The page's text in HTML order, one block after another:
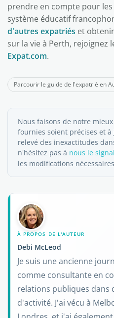
prendre en compte pour
système éducatif
d'autres expatriés et
sur la vie à Perth, rejoignez
Expat.com.
Parcourir le guide de l'expatrié en
Nous faisons de notre
fournies soient précises et
relevé des inexactitudes
n'hésitez pas à nous le
les modifications
À PROPOS DE L'AUTEUR
Debi McLeod
Je suis une ancienne
comme consultante en
relations publiques dans
d'activité. J'ai vécu à